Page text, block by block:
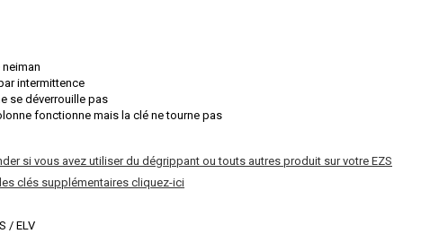
intermittence
se déverrouille pas
fonctionne mais la clé ne tourne pas
si vous avez utiliser du dégrippant ou touts autres produit sur votre EZS
clés supplémentaires cliquez-ici
/ ELV